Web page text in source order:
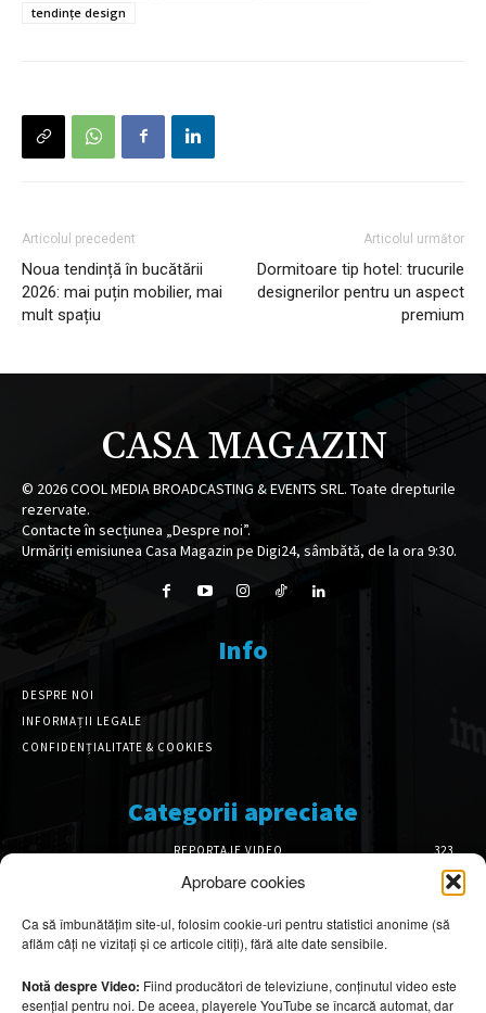
Aprobare cookies
Ca să îmbunătățim site-ul, folosim cookie-uri pentru statistici anonime (să
aflăm câți ne vizitați și ce articole citiți), fără alte date sensibile.
Notă despre Video: Fiind producători de televiziune, conținutul video este
esențial pentru noi. De aceea, playerele YouTube se încarcă automat, dar
tendințe design
Articolul precedent
Noua tendință în bucătării
2026: mai puțin mobilier, mai
mult spațiu
Articolul următor
Dormitoare tip hotel: trucurile
designerilor pentru un aspect
premium
CASA MAGAZIN
© 2026COOL MEDIA BROADCASTING & EVENTS SRL. Toate drepturile
rezervate.
Contacte în secțiunea „Despre noi”.
Urmăriți emisiunea Casa Magazin pe Digi24, sâmbătă, de la ora 9:30.
Info
DESPRE NOI
INFORMAȚII LEGALE
CONFIDENȚIALITATE & COOKIES
Categorii apreciate
REPORTAJE VIDEO
323
AMENAJĂRI INTERIOARE
126
DESIGN INTERIOR
64
ARHITECTURĂ & DESIGN
OPINII & ANALIZE
43